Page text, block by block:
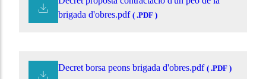
brigada d'obres.pdf ( .PDF )
Decret borsa peons brigada d'obres.pdf ( .PDF )